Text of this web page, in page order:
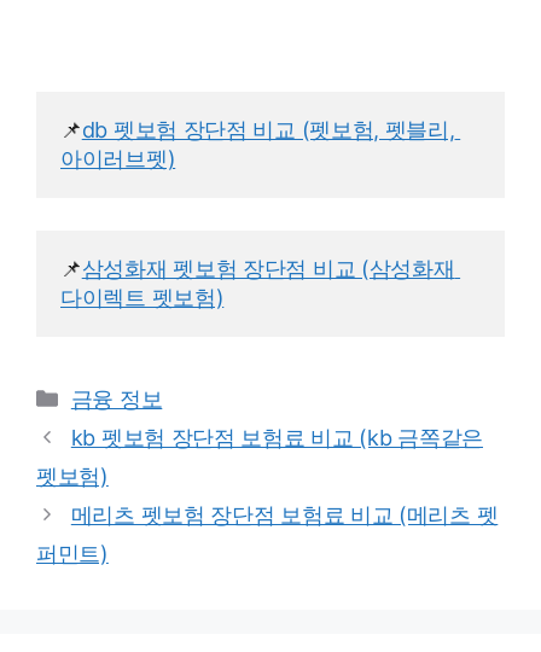
📌db 펫보험 장단점 비교 (펫보험, 펫블리,
아이러브펫)
📌삼성화재 펫보험 장단점 비교 (삼성화재
다이렉트 펫보험)
Categories
금융 정보
kb 펫보험 장단점 보험료 비교 (kb 금쪽같은
펫보험)
메리츠 펫보험 장단점 보험료 비교 (메리츠 펫
퍼민트)